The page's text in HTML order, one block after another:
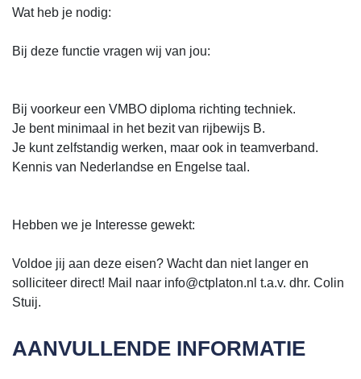
Wat heb je nodig:
Bij deze functie vragen wij van jou:
Bij voorkeur een VMBO diploma richting techniek.
Je bent minimaal in het bezit van rijbewijs B.
Je kunt zelfstandig werken, maar ook in teamverband.
Kennis van Nederlandse en Engelse taal.
Hebben we je Interesse gewekt:
Voldoe jij aan deze eisen? Wacht dan niet langer en
solliciteer direct! Mail naar info@ctplaton.nl t.a.v. dhr. Colin
Stuij.
AANVULLENDE INFORMATIE